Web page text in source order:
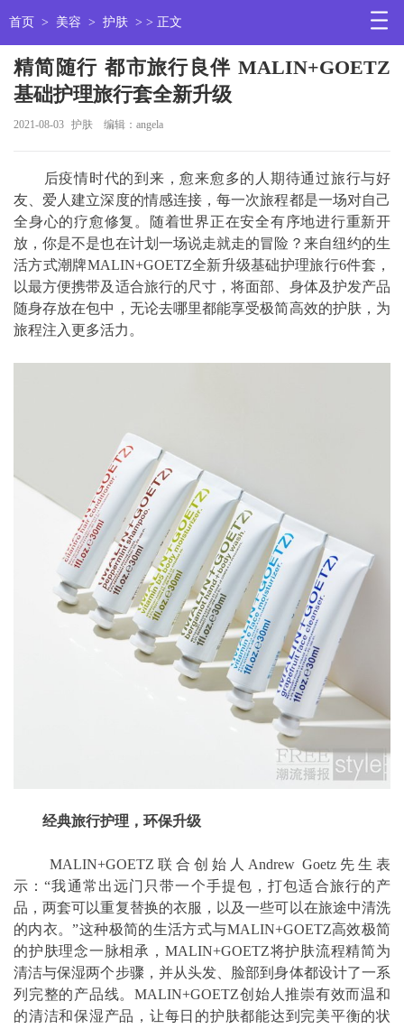
首页 > 美容 > 护肤 > > 正文
精简随行 都市旅行良伴 MALIN+GOETZ
基础护理旅行套全新升级
2021-08-03 护肤 编辑：angela
后疫情时代的到来，愈来愈多的人期待通过旅行与好
友、爱人建立深度的情感连接，每一次旅程都是一场对自己
全身心的疗愈修复。随着世界正在安全有序地进行重新开
放，你是不是也在计划一场说走就走的冒险？来自纽约的生
活方式潮牌MALIN+GOETZ全新升级基础护理旅行6件套，
以最方便携带及适合旅行的尺寸，将面部、身体及护发产品
随身存放在包中，无论去哪里都能享受极简高效的护肤，为
旅程注入更多活力。
经典旅行护理，环保升级
MALIN+GOETZ联合创始人Andrew Goetz先生表
示：“我通常出远门只带一个手提包，打包适合旅行的产
品，两套可以重复替换的衣服，以及一些可以在旅途中清洗
的内衣。”这种极简的生活方式与MALIN+GOETZ高效极简
的护肤理念一脉相承，MALIN+GOETZ将护肤流程精简为
清洁与保湿两个步骤，并从头发、脸部到身体都设计了一系
列完整的产品线。MALIN+GOETZ创始人推崇有效而温和
的清洁和保湿产品，让每日的护肤都能达到完美平衡的状